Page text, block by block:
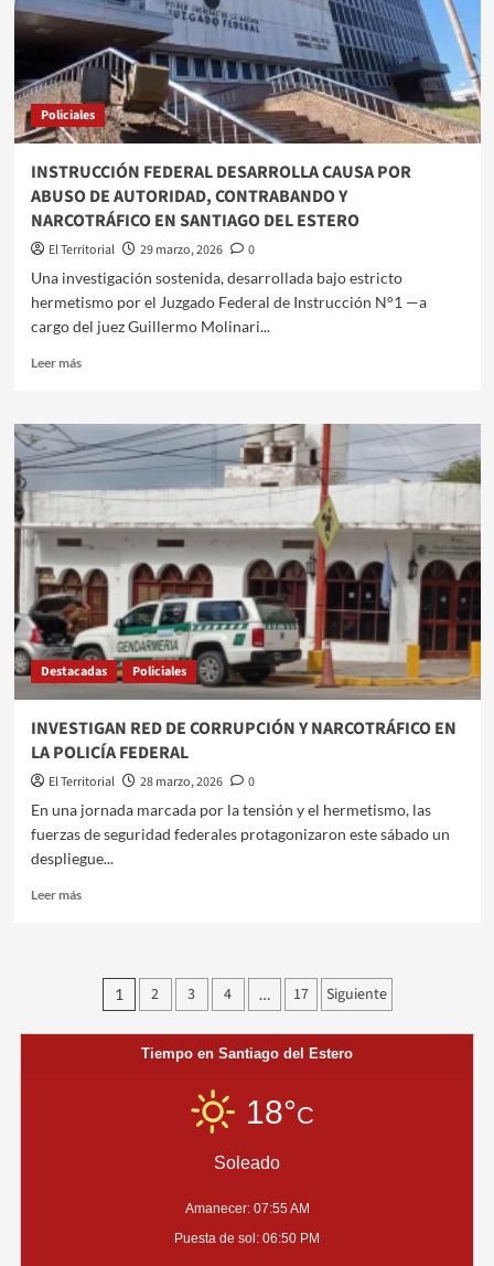
VIBRANTE
Policiales
INSTRUCCIÓN FEDERAL DESARROLLA CAUSA POR
ABUSO DE AUTORIDAD, CONTRABANDO Y
NARCOTRÁFICO EN SANTIAGO DEL ESTERO
El Territorial 29 marzo, 2026
0
Una investigación sostenida, desarrollada bajo estricto
hermetismo por el Juzgado Federal de Instrucción N°1 —a
cargo del juez Guillermo Molinari...
Leer másLeer
INSTRUCCIÓN
FEDERAL
DESARROLLA
POR
ABUSO
DE
AUTORIDAD,
CONTRABANDO
Y
NARCOTRÁFICO
EN
SANTIAGO
Destacadas Policiales
INVESTIGAN RED DE CORRUPCIÓN Y NARCOTRÁFICO EN
LA POLICÍA FEDERAL
El Territorial 28 marzo, 2026
0
En una jornada marcada por la tensión y el hermetismo, las
fuerzas de seguridad federales protagonizaron este sábado un
despliegue...
Leer másLeer
RED
Y
NARCOTRÁFICO
Paginación
de
entradas
1 2 3 4 … 17 Siguiente
Tiempo en Santiago del Estero
18°C
Soleado
Amanecer: 07:55 AM
Puesta de sol: 06:50 PM